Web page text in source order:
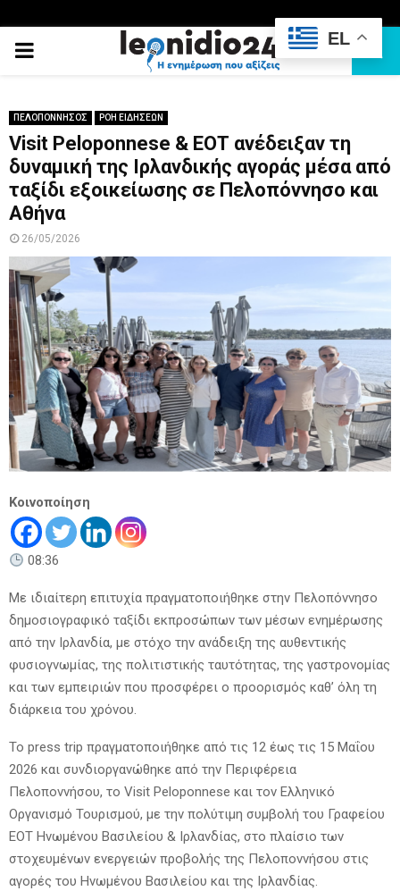
PRIMARY
ΠΕΛΟΠΟΝΝΗΣΟΣ ΡΟΗ ΕΙΔΗΣΕΩΝ
Visit Peloponnese & ΕΟΤ ανέδειξαν τη
δυναμική της Iρλανδικής αγοράς μέσα από
ταξίδι εξοικείωσης σε Πελοπόννησο και
Αθήνα
26/05/2026
Κοινοποίηση
08:36
Με ιδιαίτερη επιτυχία πραγματοποιήθηκε στην Πελοπόννησο
δημοσιογραφικό ταξίδι εκπροσώπων των μέσων ενημέρωσης
από την Ιρλανδία, με στόχο την ανάδειξη της αυθεντικής
φυσιογνωμίας, της πολιτιστικής ταυτότητας, της γαστρονομίας
και των εμπειριών που προσφέρει ο προορισμός καθ’ όλη τη
διάρκεια του χρόνου.
Το press trip πραγματοποιήθηκε από τις 12 έως τις 15 Μαΐου
2026 και συνδιοργανώθηκε από την Περιφέρεια
Πελοποννήσου, το Visit Peloponnese και τον Ελληνικό
Οργανισμό Τουρισμού, με την πολύτιμη συμβολή του Γραφείου
ΕΟΤ Ηνωμένου Βασιλείου & Ιρλανδίας, στο πλαίσιο των
στοχευμένων ενεργειών προβολής της Πελοποννήσου στις
αγορές του Ηνωμένου Βασιλείου και της Ιρλανδίας.
EL